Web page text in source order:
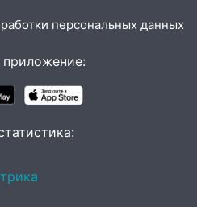
прогноз
области на
транспортные
персональных данных
приложение: